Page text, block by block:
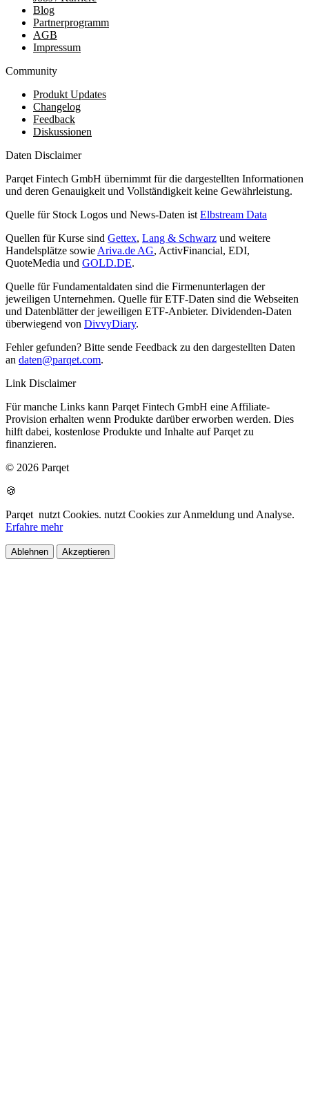
Blog
Partnerprogramm
AGB
Impressum
Community
Produkt Updates
Changelog
Feedback
Diskussionen
Daten Disclaimer
Parqet Fintech GmbH übernimmt für die dargestellten Informationen
und deren Genauigkeit und Vollständigkeit keine Gewährleistung.
Quelle für Stock Logos und News-Daten ist Elbstream Data
Quellen für Kurse sind Gettex, Lang & Schwarz und weitere
Handelsplätze sowie Ariva.de AG, ActivFinancial, EDI,
QuoteMedia und GOLD.DE.
Quelle für Fundamentaldaten sind die Firmenunterlagen der
jeweiligen Unternehmen. Quelle für ETF-Daten sind die Webseiten
und Datenblätter der jeweiligen ETF-Anbieter. Dividenden-Daten
überwiegend von DivvyDiary.
Fehler gefunden? Bitte sende Feedback zu den dargestellten Daten
an daten@parqet.com.
Link Disclaimer
Für manche Links kann Parqet Fintech GmbH eine Affiliate-
Provision erhalten wenn Produkte darüber erworben werden. Dies
hilft dabei, kostenlose Produkte und Inhalte auf Parqet zu
finanzieren.
© 2026 Parqet
🍪
Parqet nutzt Cookies. nutzt Cookies zur Anmeldung und Analyse.
Erfahre mehr
Ablehnen Akzeptieren